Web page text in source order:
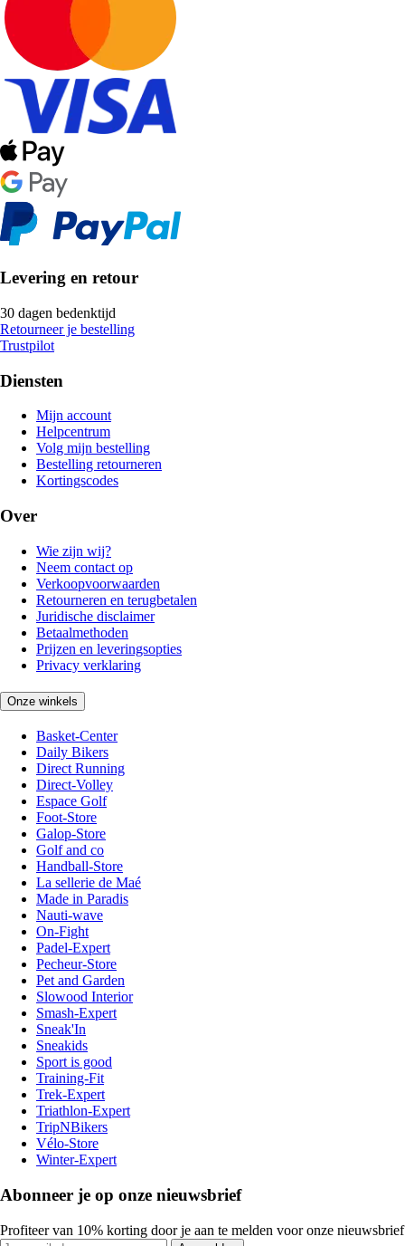
Levering en retour
30 dagen bedenktijd
Retourneer je bestelling
Trustpilot
Diensten
Mijn account
Helpcentrum
Volg mijn bestelling
Bestelling retourneren
Kortingscodes
Over
Wie zijn wij?
Neem contact op
Verkoopvoorwaarden
Retourneren en terugbetalen
Juridische disclaimer
Betaalmethoden
Prijzen en leveringsopties
Privacy verklaring
Onze winkels
Basket-Center
Daily Bikers
Direct Running
Direct-Volley
Espace Golf
Foot-Store
Galop-Store
Golf and co
Handball-Store
La sellerie de Maé
Made in Paradis
Nauti-wave
On-Fight
Padel-Expert
Pecheur-Store
Pet and Garden
Slowood Interior
Smash-Expert
Sneak'In
Sneakids
Sport is good
Training-Fit
Trek-Expert
Triathlon-Expert
TripNBikers
Vélo-Store
Winter-Expert
Abonneer je op onze nieuwsbrief
Profiteer van 10% korting door je aan te melden voor onze nieuwsbrief